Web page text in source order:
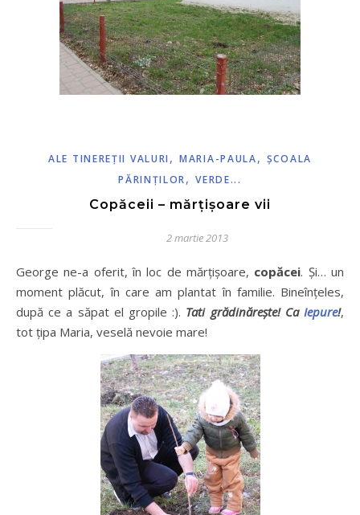
ALE TINEREŢII VALURI ,MARIA-PAULA, ŞCOALA
PĂRINŢILOR,VERDE...
Copăceii – mărțișoare vii
2 martie 2013
George ne-a oferit, în loc de mărțișoare, copăcei. Și… un
moment plăcut, în care am plantat în familie. Bineînțeles,
după ce a săpat el gropile :). Tati grădinărește! CaIepure!,
tot țipa Maria, veselă nevoie mare!